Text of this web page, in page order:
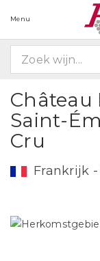
Menu
Château
Saint-
Cru
Frankrijk